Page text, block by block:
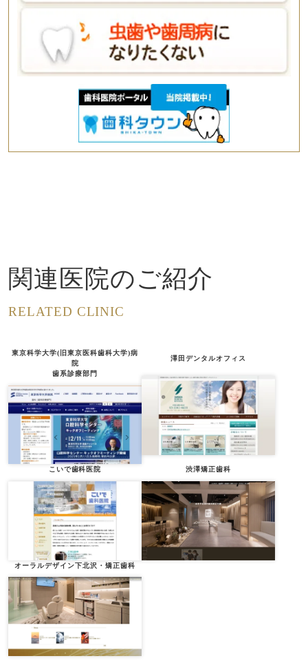
関連医院のご紹介
RELATED CLINIC
東京科学大学(旧東京医科歯科大学)病
院
歯系診療部門
澤田デンタルオフィス
こいで歯科医院 渋澤矯正歯科
オーラルデザイン下北沢・矯正歯科